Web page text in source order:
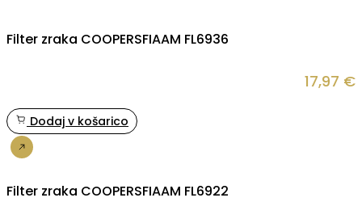
Filter zraka COOPERSFIAAM FL6936
17,97 €
Dodaj v košarico
Filter zraka COOPERSFIAAM FL6922